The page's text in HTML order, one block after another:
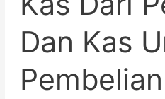
Dan Kas
Penjualan
Kas
Untuk
Pembelian
di